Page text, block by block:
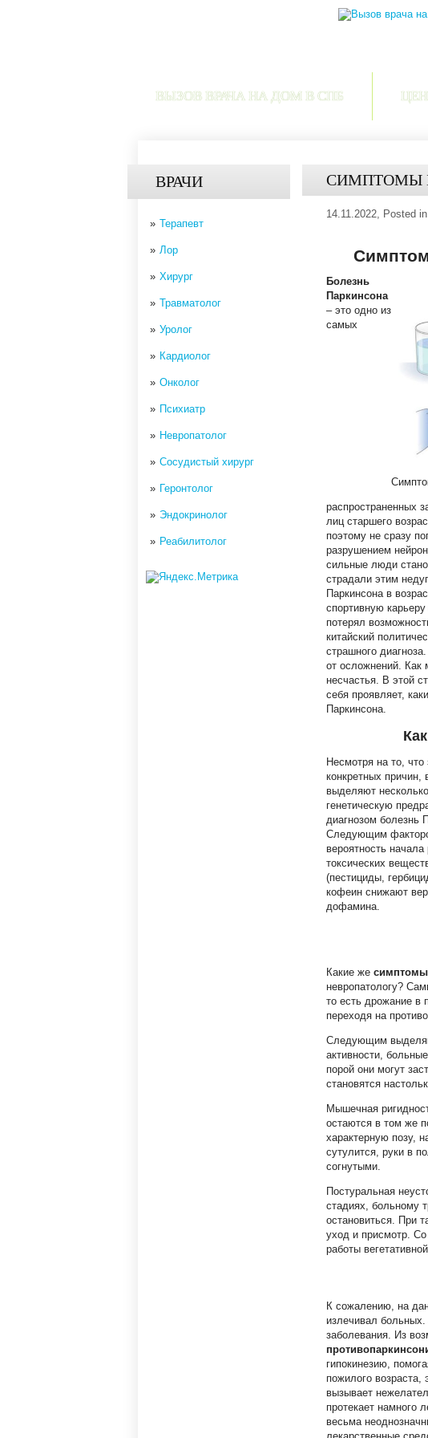
ВЫЗОВ ВРАЧА НА ДОМ В СПБ
ВРАЧИ
Терапевт
Лор
Хирург
Травматолог
Уролог
Кардиолог
Онколог
Психиатр
Невропатолог
Сосудистый хирург
Геронтолог
Эндокринолог
Реабилитолог
СИМПТОМЫ
14.11.2022, Posted in
Болезнь
Паркинсона
– это одно из
самых
распространенных
лиц старшего
поэтому не сразу
разрушением
сильные люди
страдали этим
Паркинсона в
спортивную
потерял
китайский
страшного
от осложнений. Как
несчастья. В этой
себя проявляет,
Паркинсона.
Несмотря на то,
конкретных
выделяют
генетическую
диагнозом болезнь
Следующим
вероятность
токсических
(пестициды,
кофеин снижают
дофамина.
Какие же симптомы
невропатологу?
то есть дрожание в
переходя на
Следующим
активности,
порой они могут
становятся
Мышечная
остаются в том же
характерную позу,
сутулится, руки в
согнутыми.
Постуральная
стадиях, больному
остановиться. При
уход и присмотр.
работы
К сожалению, на
излечивал
заболевания. Из
гипокинезию,
пожилого
вызывает
протекает намного
весьма